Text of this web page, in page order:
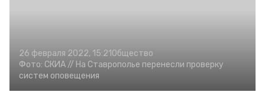
26 февраля 2022, 15:21Общество
Фото: СКИА // На Ставрополье перенесли проверку
систем оповещения